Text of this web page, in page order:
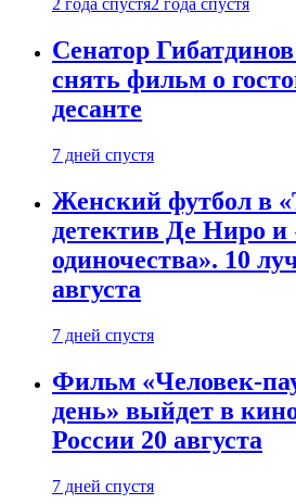
2 года спустя2 года спустя
Сенатор
снять фильм о
десанте
7 дней спустя
Женский футбол в
детектив Де Ниро и
одиночества». 10
августа
7 дней спустя
Фильм «Человек-
день» выйдет в
России 20 августа
7 дней спустя